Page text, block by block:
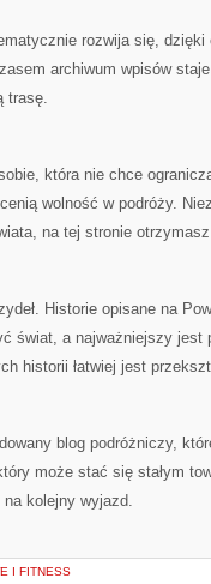
rozwija się,
archiwum wpisów
trasę.
która nie chce
wolność w podróży.
na tej stronie
Historie opisane na
świat, a najważniejszy jest
historii łatwiej jest
blog podróżniczy,
może stać się stałym
kolejny wyjazd.
I FITNESS